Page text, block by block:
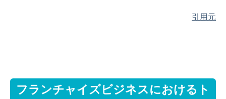
引用元
フランチャイズビジネスにおけるト